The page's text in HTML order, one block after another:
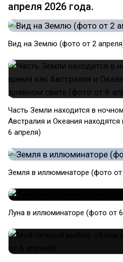
апреля 2026 года.
Вид на Землю (фото от 2
Часть Земли находится в
Австралия и Океания
6 апреля)
Земля в иллюминаторе (фото от
Луна в иллюминаторе (фото от